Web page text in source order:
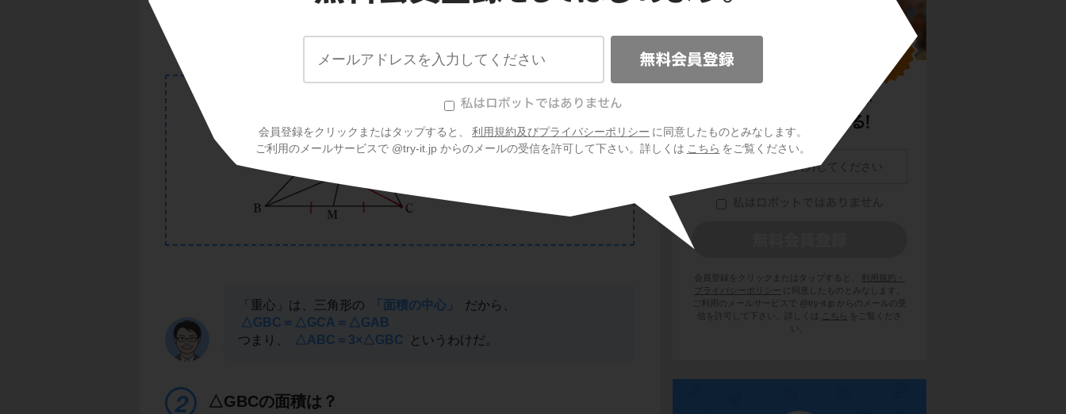
会員登録をクリックまたはタップすると、 利用規約及びプライバシーポリシー に同意したものとみなします。
ご利用のメールサービスで @try-it.jp からのメールの受信を許可して下さい。詳しくは こちら をご覧ください。
「重心」は、三角形の 「面積の中心」
だから、
△GBC＝△GCA＝△GAB
つまり、
△ABC＝3×△GBC というわけだ。
△GBCの面積は？
会員登録をクリックまたはタップすると、
利用規約・
プライバシーポリシー
に同意したものとみなします。
ご利用のメールサービスで @try-it.jp からのメールの受
信を許可して下さい。詳しくは
こちら
をご覧くださ
い。